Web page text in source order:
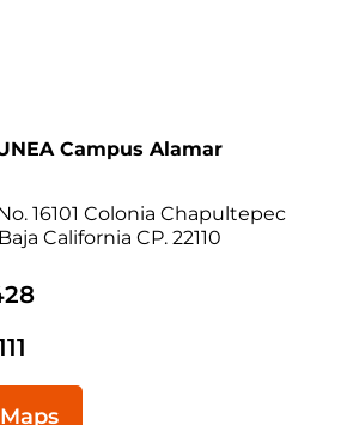
Campus Alamar
16101 Colonia Chapultepec
California CP. 22110